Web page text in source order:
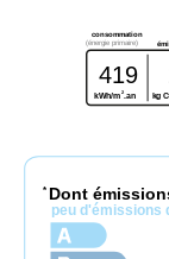
consommation
(énergie primaire)
419
kWh/m 2 .an kg
* Dont
peu d'émissions